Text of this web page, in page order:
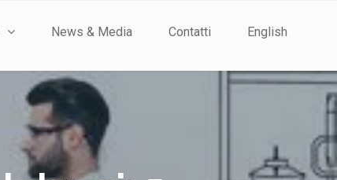
News & Media Contatti English